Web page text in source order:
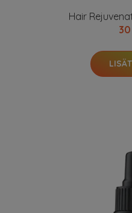
Hair
30